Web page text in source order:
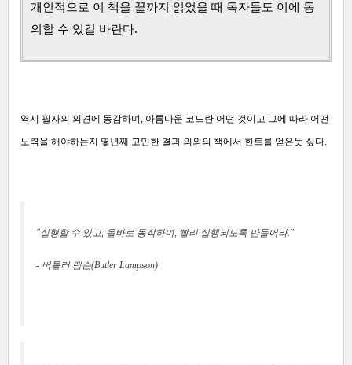
개인적으로 이 책을 끝까지 읽었을 때 독자들도 이에 동
의할 수 있길 바란다.
역시 필자의 의견에 동감하며, 아름다운 코드란 어떤 것이고 그에 따라 어떤
노력을 해야하는지 몇년째 고민한 결과 의외의 책에서 힌트를 얻은듯 싶다.
"실행할 수 있고, 올바로 동작하며, 빨리 실행되도록 만들어라."
- 버틀러 램슨(Butler Lampson)